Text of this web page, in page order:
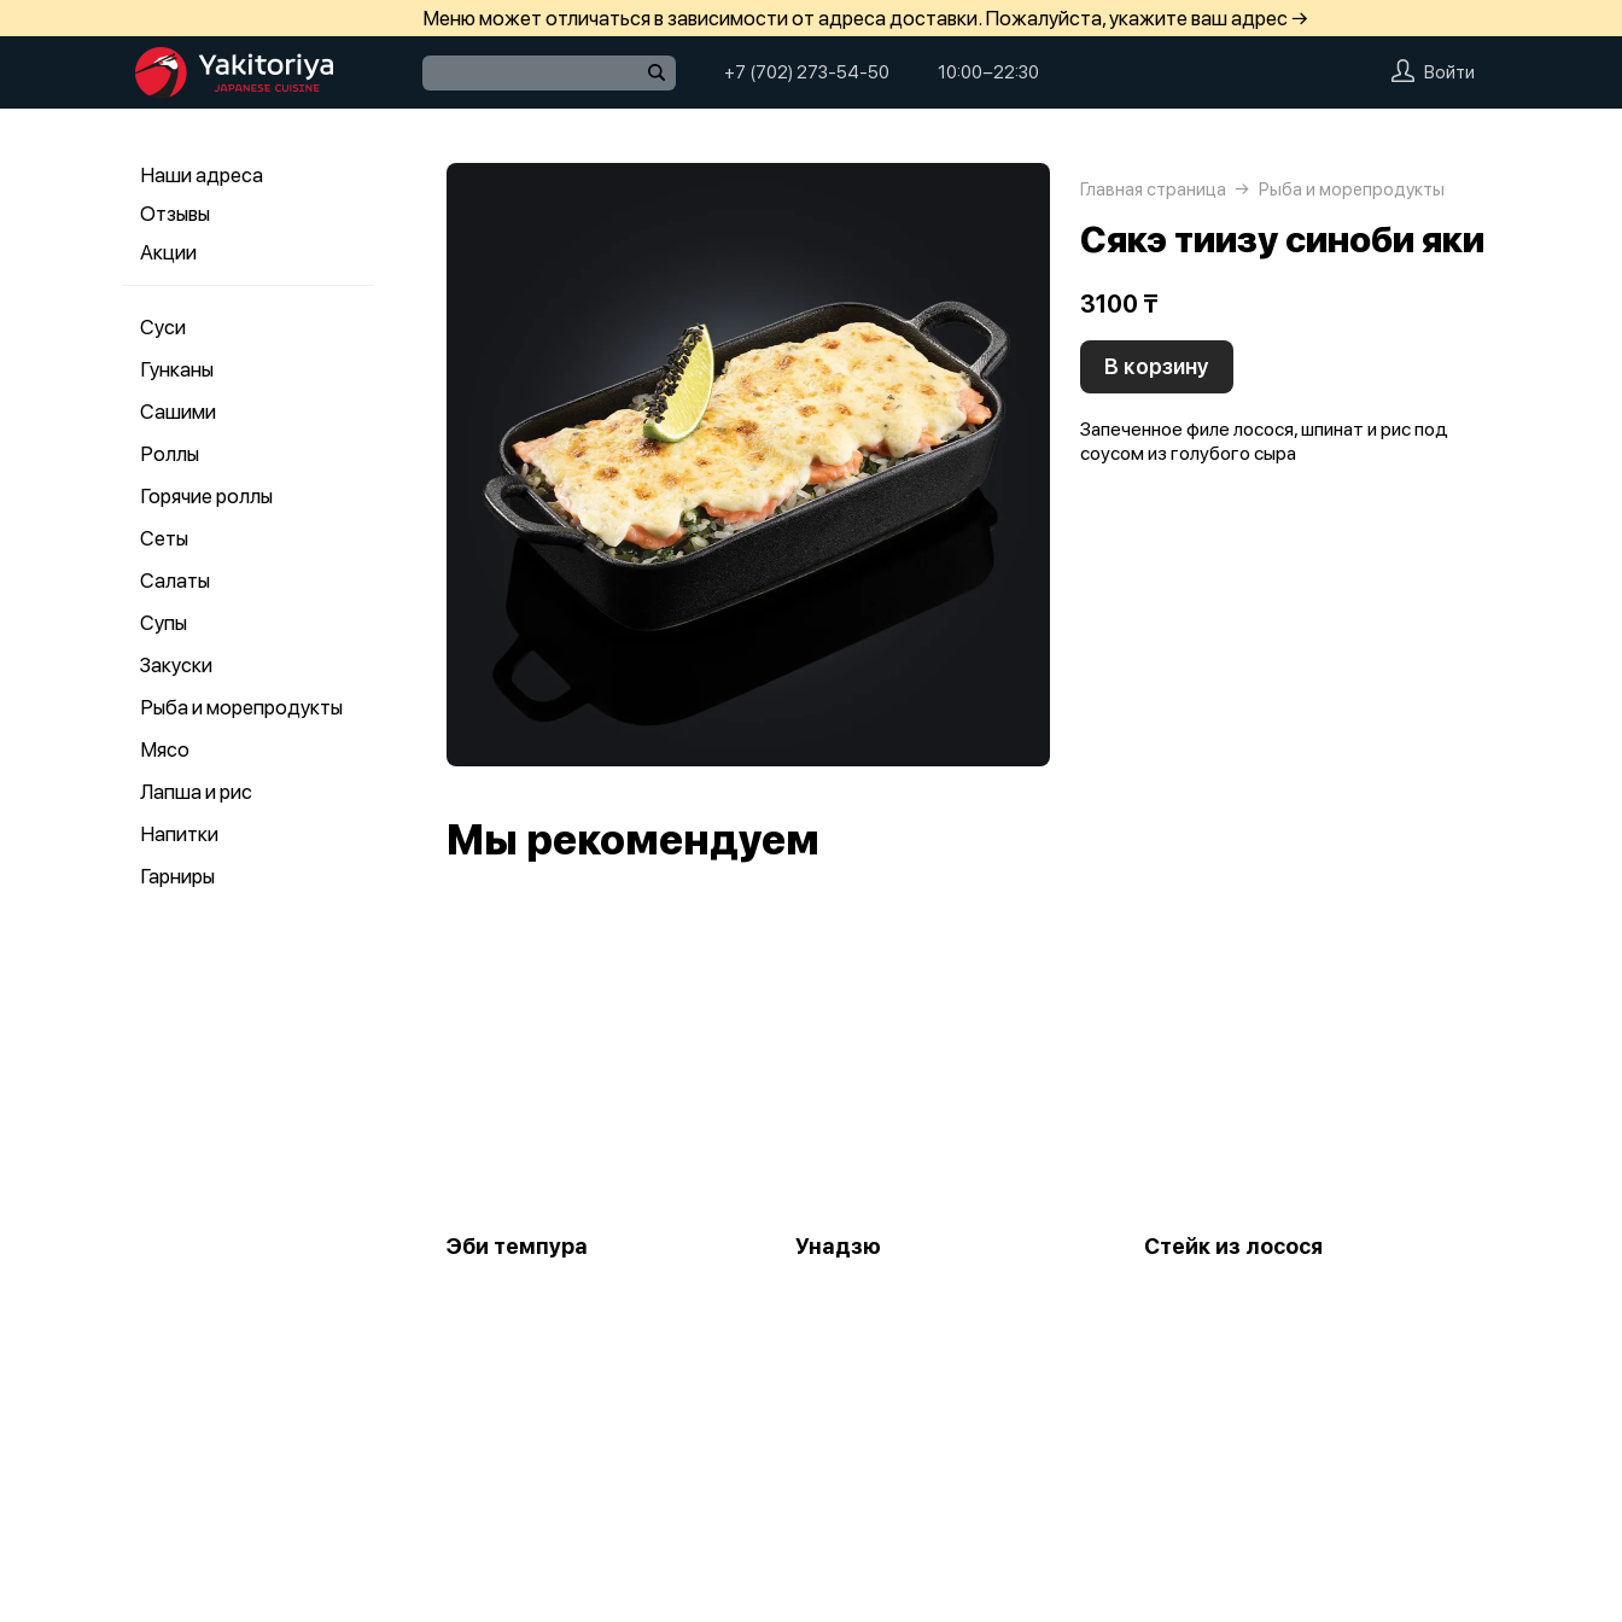
Меню может отличаться в зависимости от адреса доставки. Пожалуйста, укажите ваш адрес →
+7 (702) 273-54-50 10:00−22:30 Войти
Наши адреса
Отзывы
Акции
Суси
Гунканы
Сашими
Роллы
Горячие роллы
Сеты
Салаты
Супы
Закуски
Рыба и морепродукты
Мясо
Лапша и рис
Напитки
Гарниры
Главная страница Рыба и морепродукты
Сякэ тиизу синоби яки
3100 ₸
В корзину
Запеченное филе лосося, шпинат и рис под
соусом из голубого сыра
Мы рекомендуем
Эби темпура Унадзю Стейк из лосося